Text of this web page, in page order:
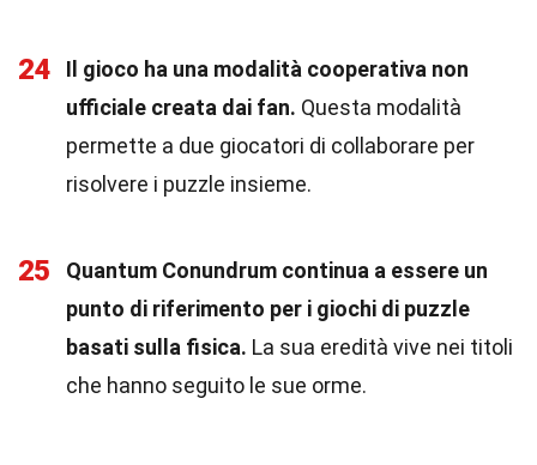
24
Il gioco ha una modalità cooperativa non
ufficiale creata dai fan. Questa modalità
permette a due giocatori di collaborare per
risolvere i puzzle insieme.
25
Quantum Conundrum continua a essere un
punto di riferimento per i giochi di puzzle
basati sulla fisica. La sua eredità vive nei titoli
che hanno seguito le sue orme.